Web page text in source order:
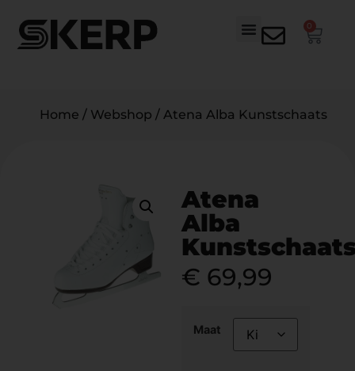
0
Home / Webshop / Atena Alba Kunstschaats
Atena
Alba
€ 69,99
Maat